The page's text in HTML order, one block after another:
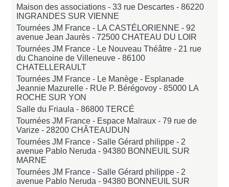
Maison des associations - 33 rue Descartes -86220
INGRANDES SUR VIENNE
Tournées JM France - LA CASTÉLORIENNE - 92
avenue Jean Jaurès -72500 CHATEAU DU LOIR
Tournées JM France - Le Nouveau Théâtre - 21 rue
du Chanoine de Villeneuve -86100
CHATELLERAULT
Tournées JM France - Le Manège - Esplanade
Jeannie Mazurelle - RUe P. Bérégovoy -85000 LA
ROCHE SUR YON
Salle du Friaula -86800 TERCÉ
Tournées JM France - Espace Malraux - 79 rue de
Varize - 28200 CHÂTEAUDUN
Tournées JM France - Salle Gérard philippe - 2
avenue Pablo Neruda -94380 BONNEUIL SUR
MARNE
Tournées JM France - Salle Gérard philippe - 2
avenue Pablo Neruda -94380 BONNEUIL SUR